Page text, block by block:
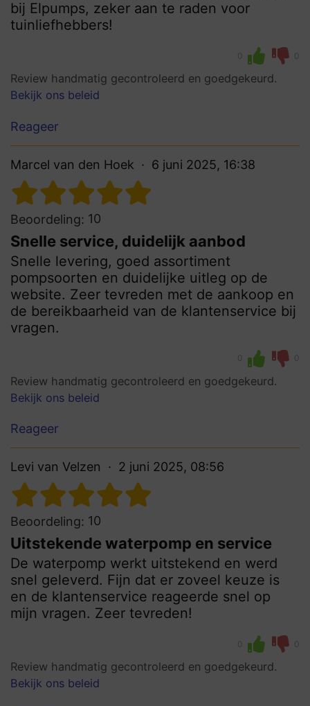
bij Elpumps, zeker aan te raden voor
tuinliefhebbers!
0 0
Review handmatig gecontroleerd en goedgekeurd.
Bekijk ons beleid
Reageer
Marcel van den Hoek 6 juni 2025, 16:38
Beoordeling: 10
Snelle service, duidelijk aanbod
Snelle levering, goed assortiment
pompsoorten en duidelijke uitleg op de
website. Zeer tevreden met de aankoop en
de bereikbaarheid van de klantenservice bij
vragen.
0 0
Review handmatig gecontroleerd en goedgekeurd.
Bekijk ons beleid
Reageer
Levi van Velzen 2 juni 2025, 08:56
Beoordeling: 10
Uitstekende waterpomp en service
De waterpomp werkt uitstekend en werd
snel geleverd. Fijn dat er zoveel keuze is
en de klantenservice reageerde snel op
mijn vragen. Zeer tevreden!
0 0
Review handmatig gecontroleerd en goedgekeurd.
Bekijk ons beleid